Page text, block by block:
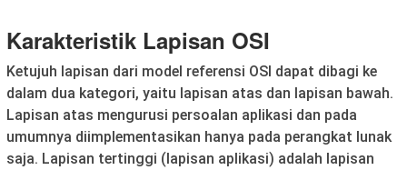
Karakteristik Lapisan OSI
Ketujuh lapisan dari model referensi OSI dapat dibagi ke
dalam dua kategori, yaitu lapisan atas dan lapisan bawah.
Lapisan atas mengurusi persoalan aplikasi dan pada
umumnya diimplementasikan hanya pada perangkat lunak
saja. Lapisan tertinggi (lapisan aplikasi) adalah lapisan